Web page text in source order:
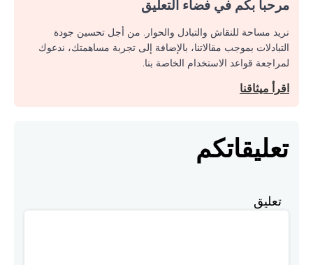
مرحبا بكم في فضاء التعليق
نريد مساحة للنقاش والتبادل والحوار. من أجل تحسين جودة
التبادلات بموجب مقالاتنا، بالإضافة إلى تجربة مساهمتك، ندعوك
لمراجعة قواعد الاستخدام الخاصة بنا.
اقرأ ميثاقنا
تعليقاتكم
تعليق